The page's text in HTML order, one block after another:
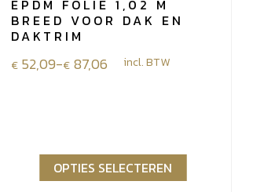
EPDM FOLIE 1,02 M
BREED VOOR DAK EN
DAKTRIM
€ 52,09-€ 87,06
Prijsklasse:
incl. BTW
OPTIES SELECTEREN